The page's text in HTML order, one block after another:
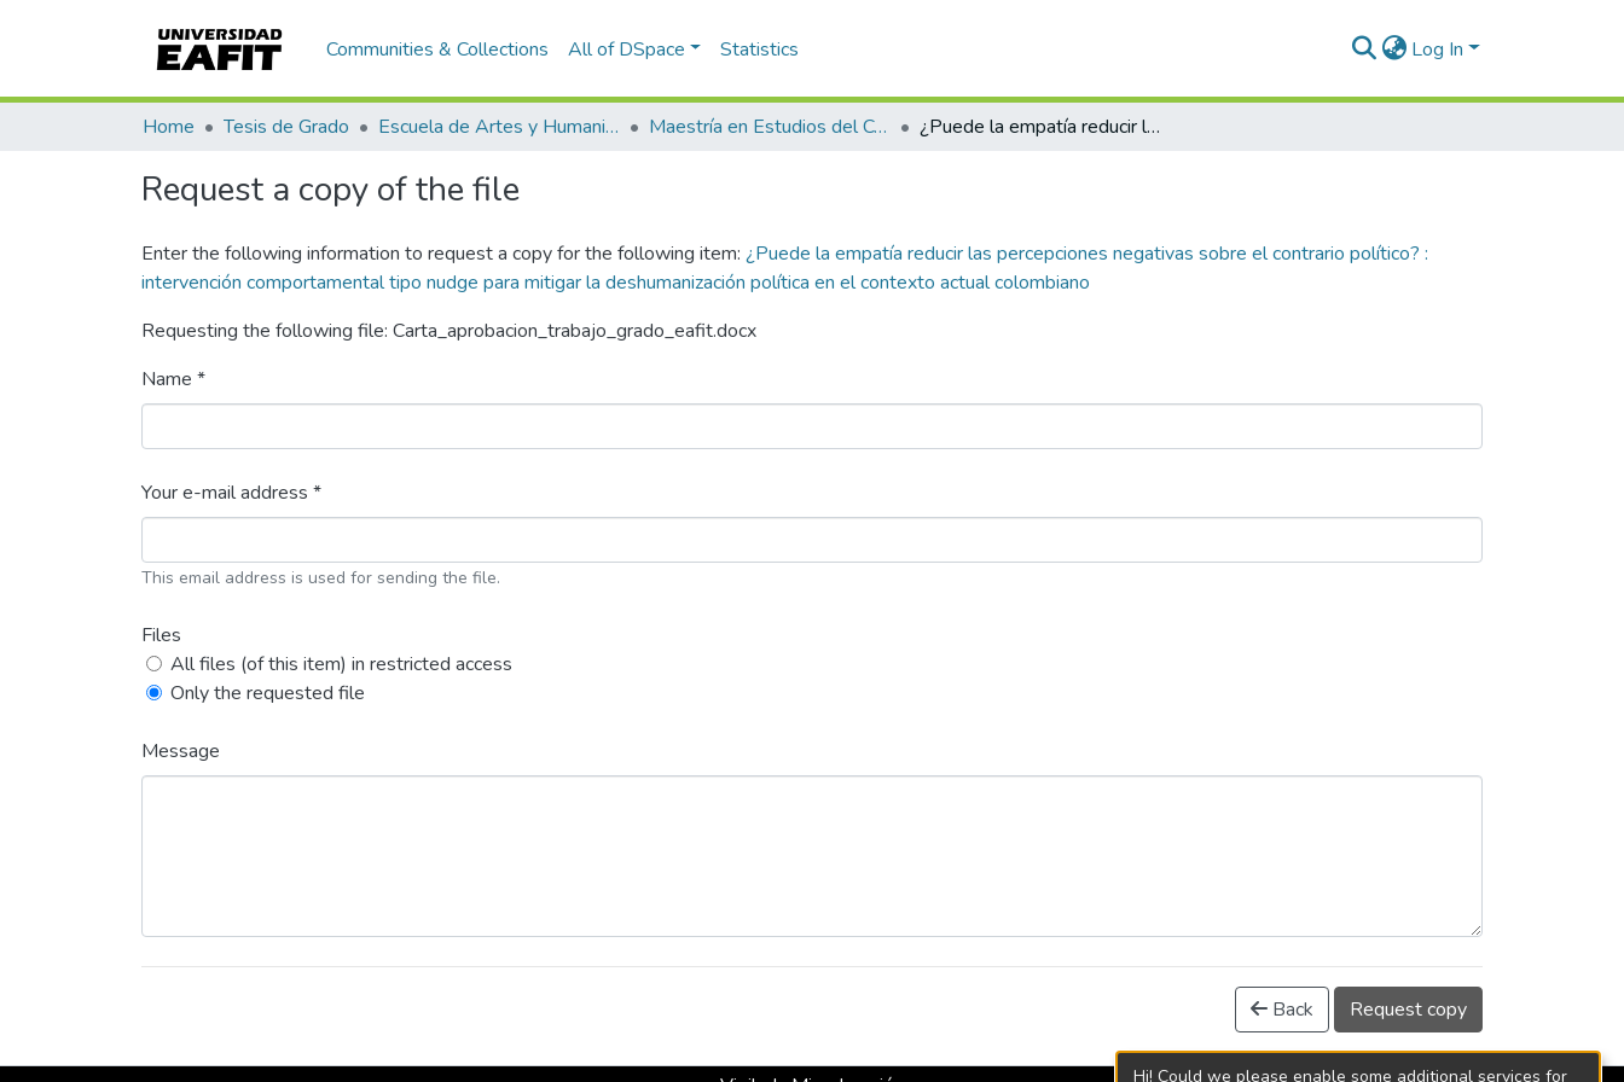
Communities & Collections All of DSpace Statistics Log In
Home Tesis de Grado Escuela de Artes y Humanidades Maestría en Estudios del Comportamiento (tesis) ¿Puede la empatía reducir las percepciones negativas sobre el contrario político? : intervención comportamental tipo nudge para mitigar la deshumanización política en el contexto actual colombiano
Request a copy of the file
Enter the following information to request a copy for the following item: ¿Puede la empatía reducir las percepciones negativas sobre el contrario político? :
intervención comportamental tipo nudge para mitigar la deshumanización política en el contexto actual colombiano
Requesting the following file: Carta_aprobacion_trabajo_grado_eafit.docx
Name *
Your e-mail address *
This email address is used for sending the file.
Files
All files (of this item) in restricted access
Only the requested file
Message
Back Request copy
Hi! Could we please enable some additional services for